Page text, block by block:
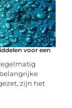
voor een
zijn het